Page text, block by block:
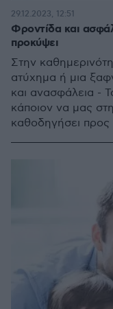
Φροντίδα και
προκύψει
Στην
ατύχημα ή μια
και ανασφάλεια -
κάποιον να μας
καθοδηγήσει προς
29.12.2023, 12:51